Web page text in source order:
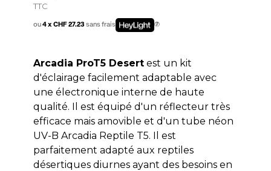
TTC
ou4 x CHF 27.23sans frais
Arcadia ProT5 Desertest un kit
d'éclairage facilement adaptable avec
une électronique interne de haute
qualité. Il est équipé d'un réflecteur très
efficace mais amovible et d'un tube néon
UV-B Arcadia Reptile T5. Il est
parfaitement adapté aux reptiles
désertiques diurnes ayant des besoins en